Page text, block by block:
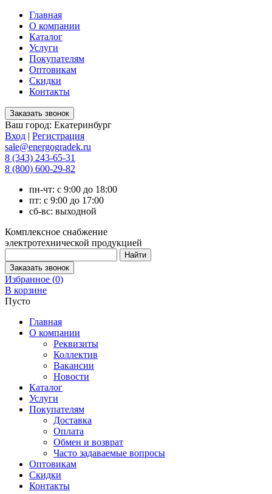
Главная
О компании
Каталог
Услуги
Покупателям
Оптовикам
Скидки
Контакты
Ваш город: Екатеринбург
Вход | Регистрация
sale@energogradek.ru
8 (343) 243-65-31
8 (800) 600-29-82
пн-чт: с 9:00 до 18:00
пт: с 9:00 до 17:00
сб-вс: выходной
Комплексное снабжение
электротехнической продукцией
Избранное (0)
В корзине
Пусто
Главная
О компании
Реквизиты
Коллектив
Вакансии
Новости
Каталог
Услуги
Покупателям
Доставка
Оплата
Обмен и возврат
Часто задаваемые вопросы
Оптовикам
Скидки
Контакты